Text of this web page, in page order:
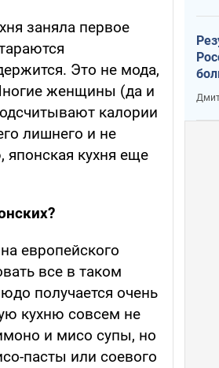
заняла первое
Это не мода,
женщины (да и
калории
лишнего и не
японская кухня еще
европейского
все в таком
получается очень
кухню совсем не
и мисо супы, но
пасты или соевого